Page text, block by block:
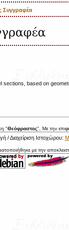
Συγγραφέα
sections, based on
"Θεόφραστος", Με την
/ Διαχείριση Ιστοχώρου:
με την